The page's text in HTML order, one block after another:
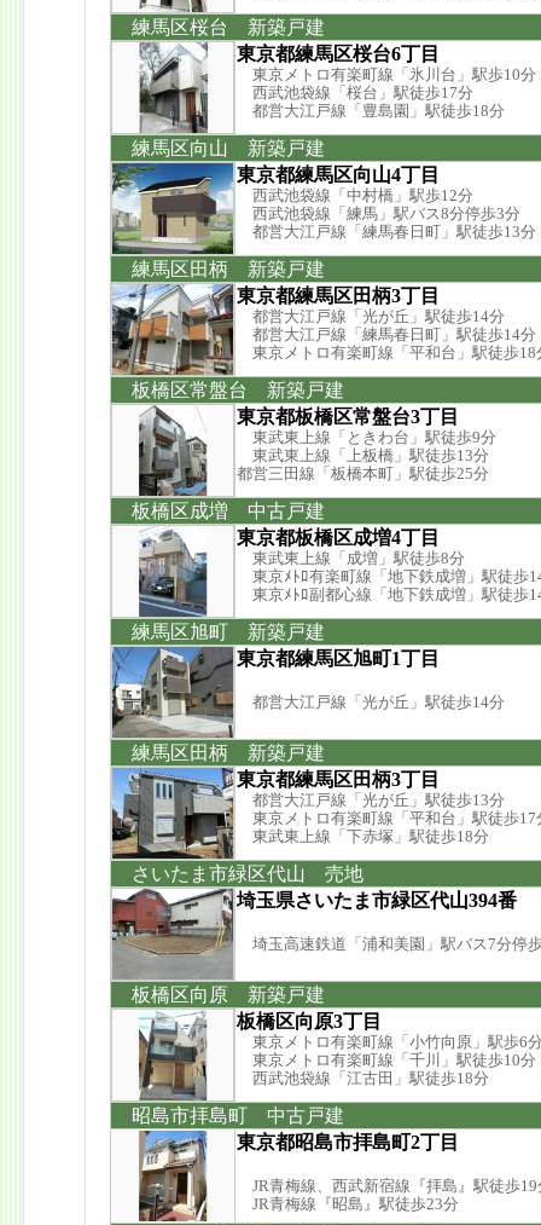
練馬区桜台 新築戸建
東京都練馬区桜台6丁目
東京メトロ有楽町線「氷川台」駅歩10分
西武池袋線「桜台」駅徒歩17分
都営大江戸線「豊島園」駅徒歩18分
練馬区向山 新築戸建
東京都練馬区向山4丁目
西武池袋線「中村橋」駅歩12分
西武池袋線「練馬」駅バス8分停歩3分
都営大江戸線「練馬春日町」駅徒歩13分
練馬区田柄 新築戸建
東京都練馬区田柄3丁目
都営大江戸線「光が丘」駅徒歩14分
都営大江戸線「練馬春日町」駅徒歩14分
東京メトロ有楽町線「平和台」駅徒歩18
板橋区常盤台 新築戸建
東京都板橋区常盤台3丁目
東武東上線「ときわ台」駅徒歩9分
東武東上線「上板橋」駅徒歩13分
都営三田線「板橋本町」駅徒歩25分
板橋区成増 中古戸建
東京都板橋区成増4丁目
東武東上線「成増」駅徒歩8分
東京ﾒﾄﾛ有楽町線「地下鉄成増」駅徒歩
東京ﾒﾄﾛ副都心線「地下鉄成増」駅徒歩
練馬区旭町 新築戸建
東京都練馬区旭町1丁目
都営大江戸線「光が丘」駅徒歩14分
練馬区田柄 新築戸建
東京都練馬区田柄3丁目
都営大江戸線「光が丘」駅徒歩13分
東京メトロ有楽町線「平和台」駅徒歩17
東武東上線「下赤塚」駅徒歩18分
さいたま市緑区代山 売地
埼玉県さいたま市緑区代山394番
埼玉高速鉄道「浦和美園」駅バス7分停
板橋区向原 新築戸建
板橋区向原3丁目
東京メトロ有楽町線「小竹向原」駅歩6
東京メトロ有楽町線「千川」駅徒歩10分
西武池袋線「江古田」駅徒歩18分
昭島市拝島町 中古戸建
東京都昭島市拝島町2丁目
JR青梅線、西武新宿線『拝島』駅徒歩19
JR青梅線『昭島』駅徒歩23分